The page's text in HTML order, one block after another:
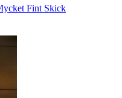
Fint Skick